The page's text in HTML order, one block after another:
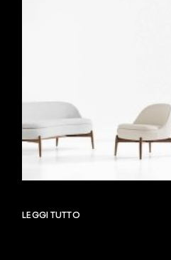
LEGGI TUTTO